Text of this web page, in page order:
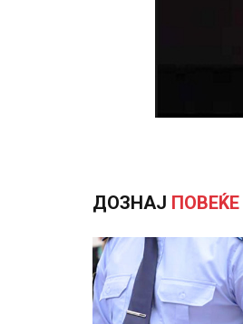
ДОЗНАЈ ПОВЕЌЕ